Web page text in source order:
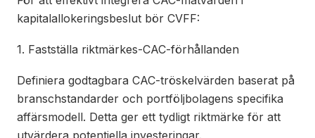
kapitalallokeringsbeslut bör CVFF:
1. Fastställa riktmärkes-CAC-förhållanden
Definiera godtagbara CAC-tröskelvärden baserat på
branschstandarder och portföljbolagens specifika
affärsmodell. Detta ger ett tydligt riktmärke för att
utvärdera potentiella investeringar.